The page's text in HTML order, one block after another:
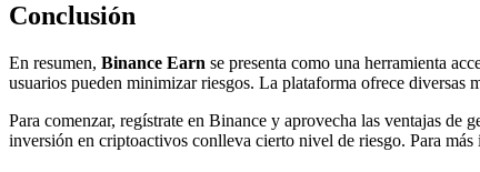
Conclusión
En resumen, Binance Earn se presenta como una herramienta
usuarios pueden minimizar riesgos. La plataforma ofrece diversas
Para comenzar, regístrate en Binance y aprovecha las ventajas de
inversión en criptoactivos conlleva cierto nivel de riesgo. Para